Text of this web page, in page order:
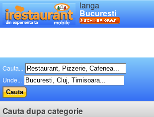
langa
Bucuresti
Cauta...
Unde...
Cauta dupa categorie